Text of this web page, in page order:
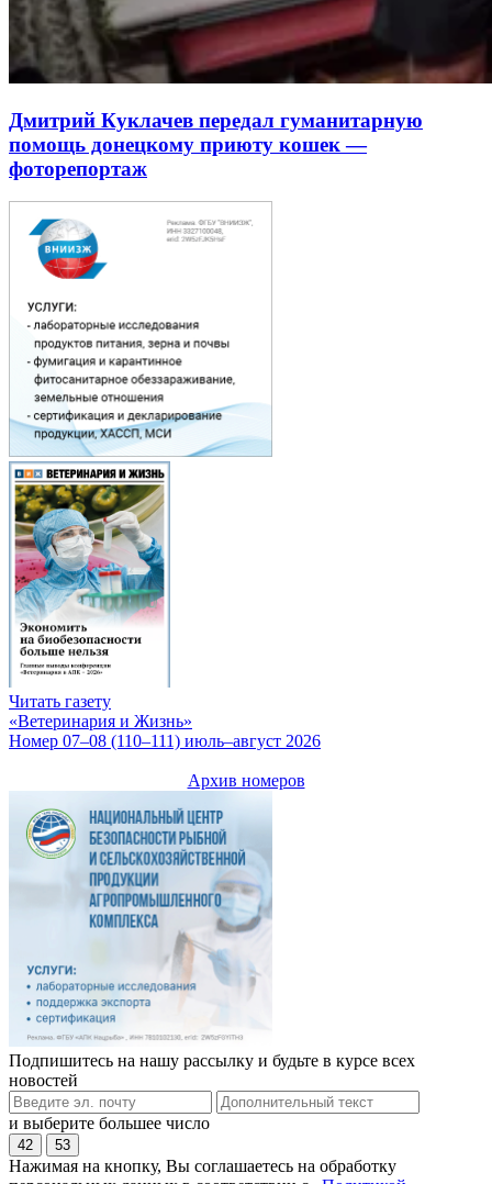
Дмитрий Куклачев передал гуманитарную
помощь донецкому приюту кошек —
фоторепортаж
Читать газету
«Ветеринария и Жизнь»
Номер 07–08 (110–111) июль–август 2026
Архив номеров
Подпишитесь на нашу рассылку и будьте в курсе всех
новостей
и выберите большее число
42 53
Нажимая на кнопку, Вы соглашаетесь на обработку